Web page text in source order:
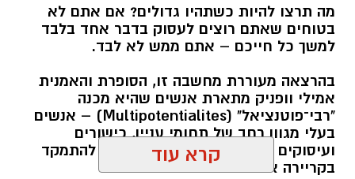
מה תרצו להיות כשתהיו גדולים? אם אתם לא
בטוחים שאתם רוצים לעסוק בדבר אחד בלבד
למשך כל חייכם – אתם ממש לא לבד.
בהרצאה מעוררת מחשבה זו, הסופרת והאמנית
אמילי וופניק מתארת אנשים שהיא מכנה
"רבי־פוטנציאל" (Multipotentialites) – אנשים
בעלי מגוון רחב של תחומי עניין, כישורים
ועיסוקים שונים לאורך חייהם, במקום להתמקד
בקריירה אחת בלבד.
קרא עוד